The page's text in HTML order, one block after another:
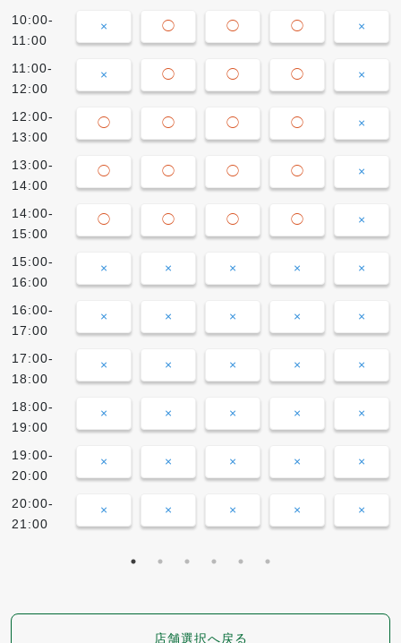
10:00-
11:00
× ◯ ◯ ◯ ×
11:00-
12:00
× ◯ ◯ ◯ ×
12:00-
13:00
◯ ◯ ◯ ◯ ×
13:00-
14:00
◯ ◯ ◯ ◯ ×
14:00-
15:00
◯ ◯ ◯ ◯ ×
15:00-
16:00
× × × × ×
16:00-
17:00
× × × × ×
17:00-
18:00
× × × × ×
18:00-
19:00
× × × × ×
19:00-
20:00
× × × × ×
20:00-
21:00
× × × × ×
店舗選択へ戻る